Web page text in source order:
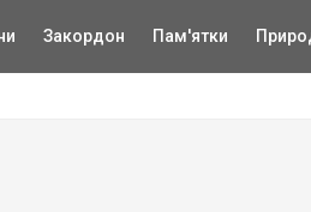
Закордон Пам'ятки